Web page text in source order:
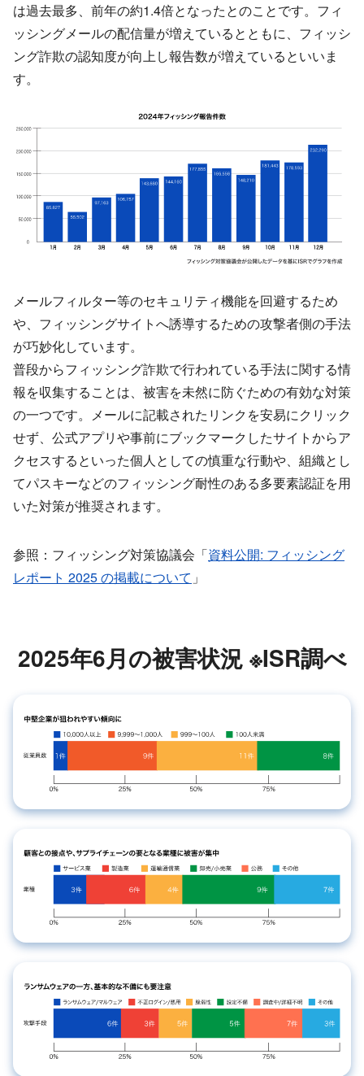
は過去最多、前年の約1.4倍となったとのことです。フィ
ッシングメールの配信量が増えているとともに、フィッシ
ング詐欺の認知度が向上し報告数が増えているといいま
す。
メールフィルター等のセキュリティ機能を回避するため
や、フィッシングサイトへ誘導するための攻撃者側の手法
が巧妙化しています。
普段からフィッシング詐欺で行われている手法に関する情
報を収集することは、被害を未然に防ぐための有効な対策
の一つです。メールに記載されたリンクを安易にクリック
せず、公式アプリや事前にブックマークしたサイトからア
クセスするといった個人としての慎重な行動や、組織とし
てパスキーなどのフィッシング耐性のある多要素認証を用
いた対策が推奨されます。
参照：フィッシング対策協議会「資料公開: フィッシング
レポート 2025 の掲載について 」
2025年6月の被害状況 ※ISR調べ